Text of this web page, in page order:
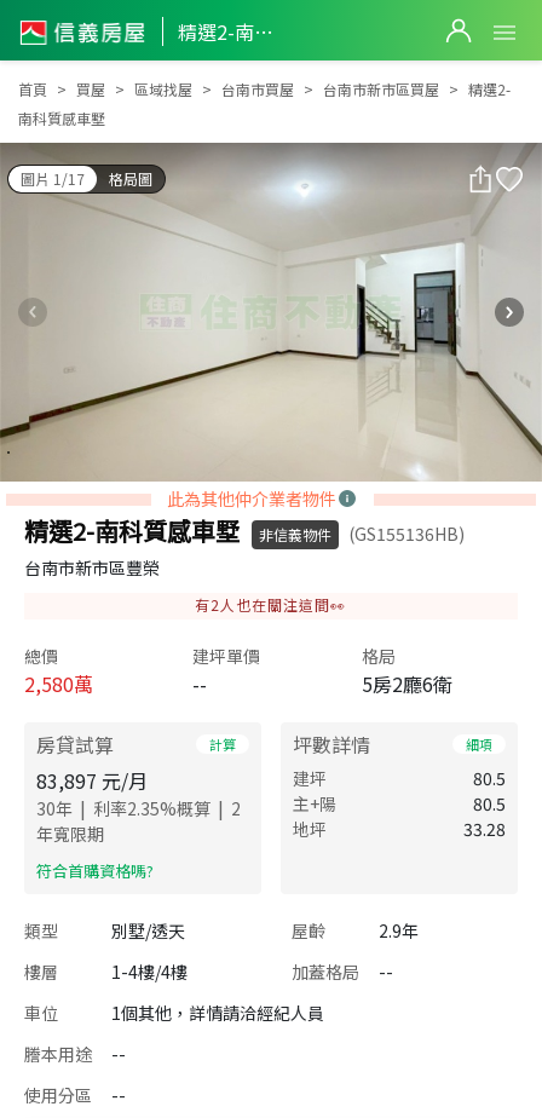
精選2-南科質感車墅
精選2-南科質感車墅
首頁 買屋 區域找屋 台南市買屋 台南市新市區買屋
精選2-
南科質感車墅
圖片 1/17 格局圖
此為其他仲介業者物件
精選2-南科質感車墅 非信義物件
(GS155136HB)
台南市新市區豐榮
有2 人也在關注這間👀
總價
2,580萬
建坪單價
--
格局
5房2廳6衛
房貸試算 計算
83,897 元/月
30年 | 利率2.35%概算 | 2
年寬限期
​符合首購資格嗎?
坪數詳情 細項
建坪
80.5
主+陽
80.5
地坪
33.28
類型 別墅/透天 屋齡
2.9年
樓層
1-4樓/4樓 加蓋格局
--
車位
1個其他，詳情請洽經紀人員
謄本用途
--
使用分區
--